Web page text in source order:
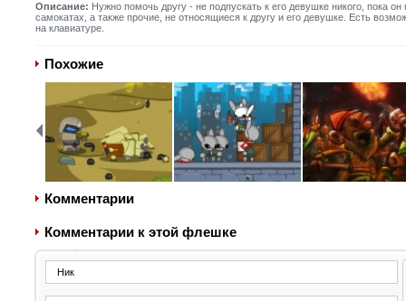
Описание: Нужно помочь другу - не подпускать к его девушке никого, пока
самокатах, а также прочие, не относящиеся к другу и его девушке. Есть
на клавиатуре.
Похожие
Комментарии
Комментарии к этой флешке